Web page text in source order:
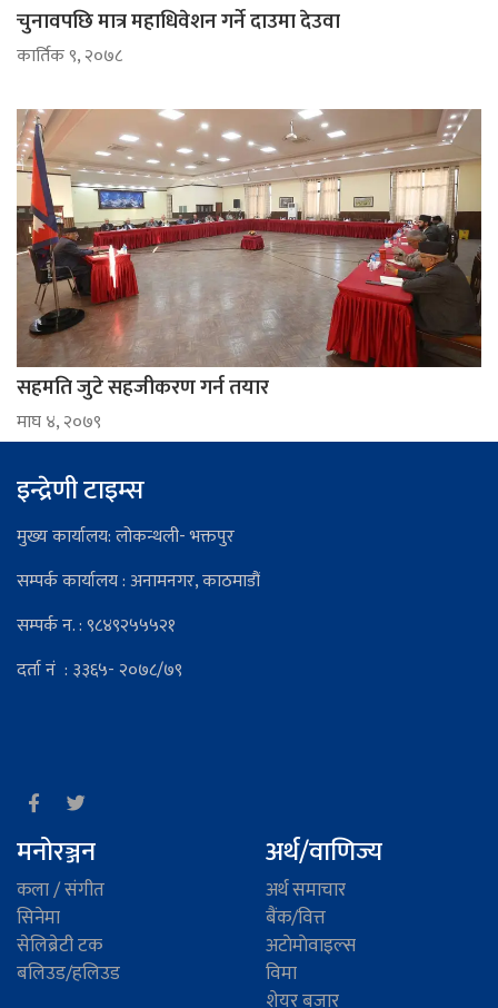
चुनावपछि मात्र महाधिवेशन गर्ने दाउमा देउवा
कार्तिक ९, २०७८
सहमति जुटे सहजीकरण गर्न तयार
माघ ४, २०७९
इन्द्रेणी टाइम्स
मुख्य कार्यालय: लोकन्थली- भक्तपुर
सम्पर्क कार्यालय : अनामनगर, काठमाडौं
सम्पर्क न. : ९८४९२५५५२१
दर्ता नं : ३३६५- २०७८/७९
मनोरञ्जन
कला / संगीत
सिनेमा
सेलिब्रेटी टक
बलिउड/हलिउड
अर्थ/वाणिज्य
अर्थ समाचार
बैंक/वित्त
अटाेमाेवाइल्स
विमा
शेयर बजार